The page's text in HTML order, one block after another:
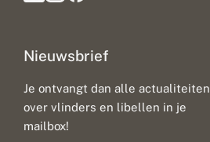
Nieuwsbrief
Je ontvangt dan alle actualiteiten
over vlinders en libellen in je
mailbox!